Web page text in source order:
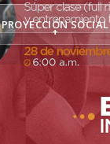
PROYECCIÓN SOCIAL
+